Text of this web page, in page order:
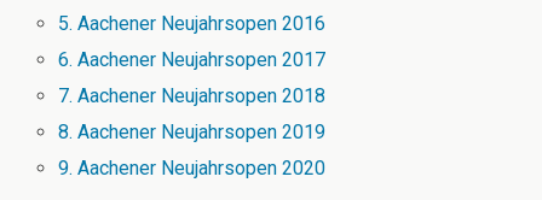
5. Aachener Neujahrsopen 2016
6. Aachener Neujahrsopen 2017
7. Aachener Neujahrsopen 2018
8. Aachener Neujahrsopen 2019
9. Aachener Neujahrsopen 2020